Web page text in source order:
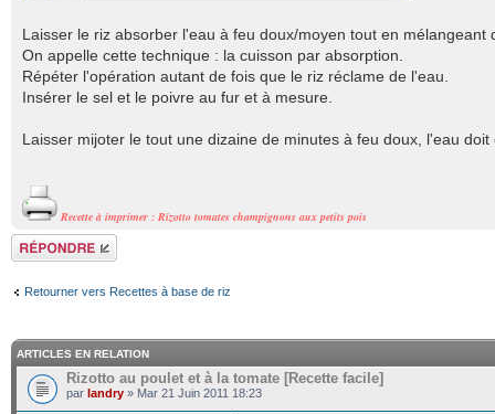
Laisser le riz absorber l'eau à feu doux/moyen tout en mélangeant
On appelle cette technique : la cuisson par absorption.
Répéter l'opération autant de fois que le riz réclame de l'eau.
Insérer le sel et le poivre au fur et à mesure.
Laisser mijoter le tout une dizaine de minutes à feu doux, l'eau
Recette à imprimer : Rizotto tomates champignons aux petits pois
Répondre
Retourner vers Recettes à base de riz
ARTICLES EN RELATION
Rizotto au poulet et à la tomate [Recette facile]
par landry » Mar 21 Juin 2011 18:23